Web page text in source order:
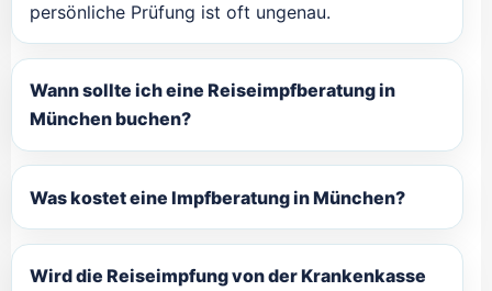
persönliche Prüfung ist oft ungenau.
Wann sollte ich eine Reiseimpfberatung in
München buchen?
Was kostet eine Impfberatung in München?
Wird die Reiseimpfung von der Krankenkasse